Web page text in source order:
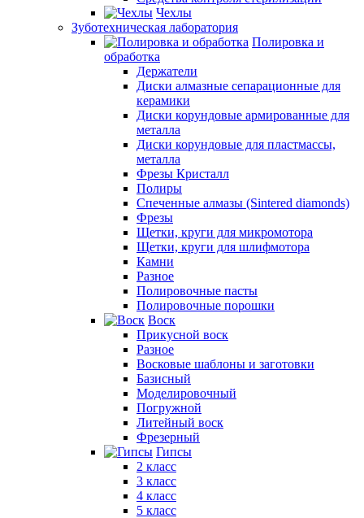
Чехлы
Зуботехническая лаборатория
Полировка и
обработка
Держатели
Диски алмазные сепарационные для
керамики
Диски корундовые армированные для
металла
Диски корундовые для пластмассы,
металла
Фрезы Кристалл
Полиры
Спеченные алмазы (Sintered diamonds)
Фрезы
Щетки, круги для микромотора
Щетки, круги для шлифмотора
Камни
Разное
Полировочные пасты
Полировочные порошки
Воск
Прикусной воск
Разное
Восковые шаблоны и заготовки
Базисный
Моделировочный
Погружной
Литейный воск
Фрезерный
Гипсы
2 класс
3 класс
4 класс
5 класс